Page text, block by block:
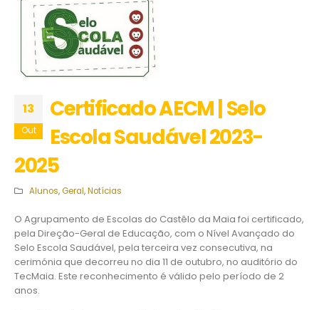
13
Out
Certificado AECM | Selo
Escola Saudável 2023-
2025
Alunos,Geral,Notícias
O Agrupamento de Escolas do Castêlo da Maia foi certificado,
pela Direção-Geral de Educação, com o Nível Avançado do
Selo Escola Saudável, pela terceira vez consecutiva, na
cerimónia que decorreu no dia 11 de outubro, no auditório do
TecMaia. Este reconhecimento é válido pelo período de 2
anos.